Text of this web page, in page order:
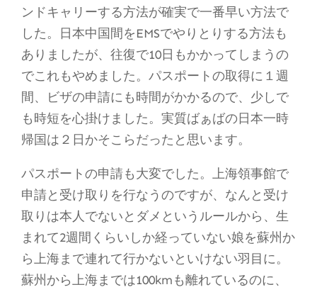
ンドキャリーする方法が確実で一番早い方法で
した。日本中国間をEMSでやりとりする方法も
ありましたが、往復で10日もかかってしまうの
でこれもやめました。パスポートの取得に１週
間、ビザの申請にも時間がかかるので、少しで
も時短を心掛けました。実質ばぁばの日本一時
帰国は２日かそこらだったと思います。
パスポートの申請も大変でした。上海領事館で
申請と受け取りを行なうのですが、なんと受け
取りは本人でないとダメというルールから、生
まれて2週間くらいしか経っていない娘を蘇州か
ら上海まで連れて行かないといけない羽目に。
蘇州から上海までは100kmも離れているのに、